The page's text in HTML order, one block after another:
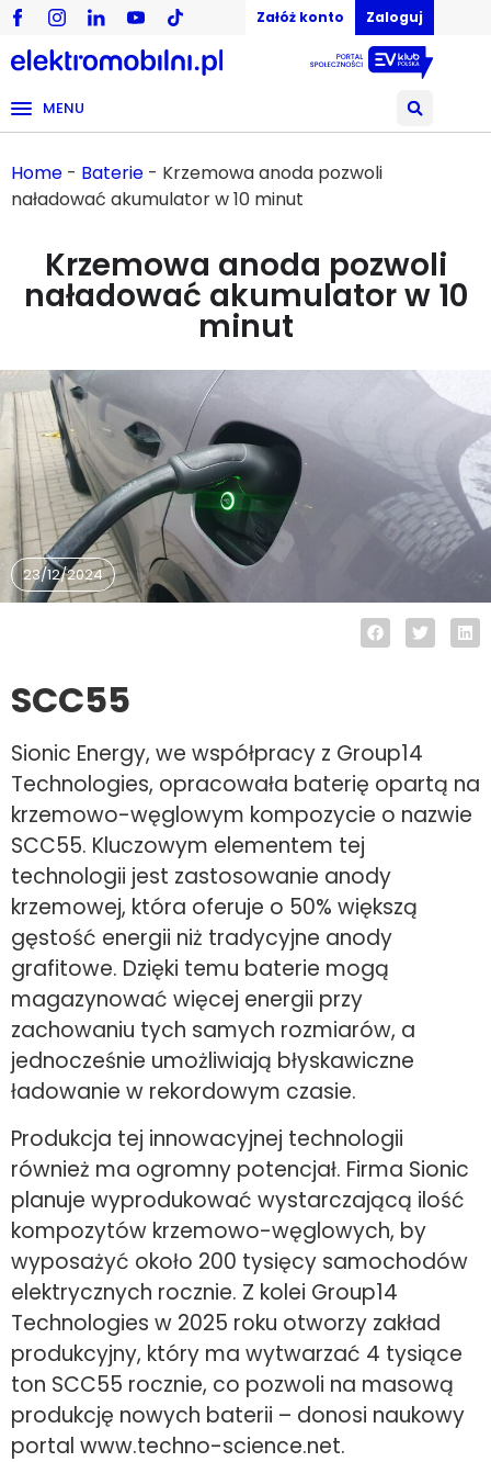
Załóż konto Zaloguj
MENU
Home - Baterie - Krzemowa anoda pozwoli
naładować akumulator w 10 minut
Krzemowa anoda pozwoli
naładować akumulator w 10
minut
23/12/2024
SCC55
Sionic Energy, we współpracy z Group14
Technologies, opracowała baterię opartą na
krzemowo-węglowym kompozycie o nazwie
SCC55. Kluczowym elementem tej
technologii jest zastosowanie anody
krzemowej, która oferuje o 50% większą
gęstość energii niż tradycyjne anody
grafitowe. Dzięki temu baterie mogą
magazynować więcej energii przy
zachowaniu tych samych rozmiarów, a
jednocześnie umożliwiają błyskawiczne
ładowanie w rekordowym czasie.
Produkcja tej innowacyjnej technologii
również ma ogromny potencjał. Firma Sionic
planuje wyprodukować wystarczającą ilość
kompozytów krzemowo-węglowych, by
wyposażyć około 200 tysięcy samochodów
elektrycznych rocznie. Z kolei Group14
Technologies w 2025 roku otworzy zakład
produkcyjny, który ma wytwarzać 4 tysiące
ton SCC55 rocznie, co pozwoli na masową
produkcję nowych baterii – donosi naukowy
portal www.techno-science.net.